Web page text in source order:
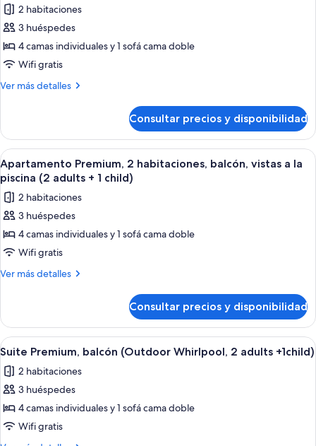
(2
adults
+
child)
la
(2
adults
1
fotos
de
Apartamento
Premium,
2
Terrace,
2
adults
+
child)
2 habitaciones
3 huéspedes
4 camas individuales y 1 sofá cama doble
Wifi gratis
Ver más detalles
Más
Premium,
habitaciones
(with
Terrace,
2
adults
child)
Consultar precios y disponibilidad
Abrir
todas
las
fotos
de
Apartamento
Premium,
2
vistas
a
la
piscina
(2
adults
+
Habitación de hotel moderna con
7
Apartamento Premium, 2 habitaciones, balcón, vistas a la
piscina (2 adults + 1 child)
2 habitaciones
3 huéspedes
4 camas individuales y 1 sofá cama doble
Wifi gratis
Ver más detalles
Más
Premium,
habitaciones,
vistas
piscina
(2
Consultar precios y disponibilidad
Abrir
todas
las
fotos
de
Suite
Premium,
Un dormitorio con cama, mesitas de
9
Suite Premium, balcón (Outdoor Whirlpool, 2 adults +1child)
2 habitaciones
3 huéspedes
4 camas individuales y 1 sofá cama doble
Wifi gratis